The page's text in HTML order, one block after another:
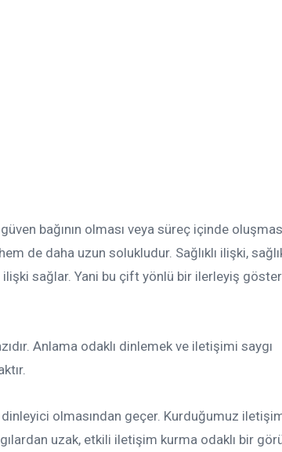
bağının olması veya süreç içinde
de daha uzun solukludur. Sağlıklı ilişki,
ilişki sağlar. Yani bu çift yönlü bir ilerleyiş
Anlama odaklı dinlemek ve iletişimi saygı
dinleyici olmasından geçer. Kurduğumuz
uzak, etkili iletişim kurma odaklı bir